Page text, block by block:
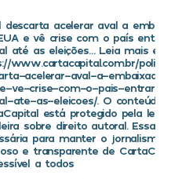
descarta acelerar aval a
e vê crise com o país
até as eleições… Leia mais em
www.cartacapital.com.br/
acelerar-aval-a-
ve-crise-com-o-pais-entrar-
ate-as-eleicoes/. O conteúdo
está protegido pela
sobre direito autoral. Essa
para manter o jornalismo
e transparente de
a todos